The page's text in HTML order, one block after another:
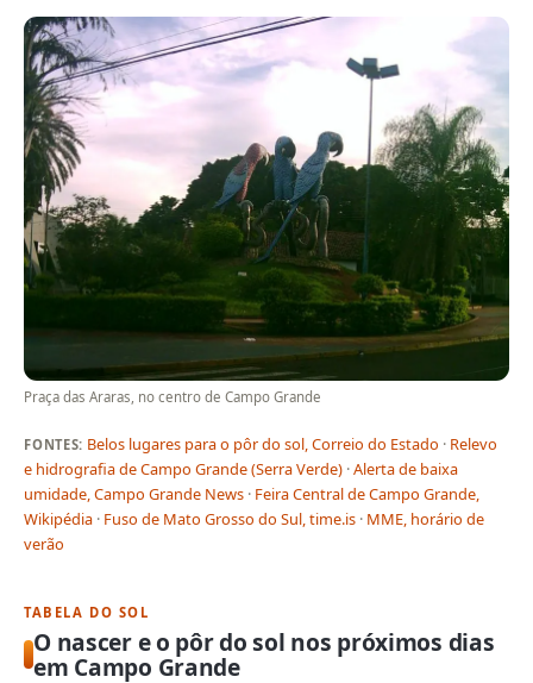
Praça das Araras, no centro de Campo Grande
FONTES: Belos lugares para o pôr do sol, Correio do Estado · Relevo
e hidrografia de Campo Grande (Serra Verde) ·Alerta de baixa
umidade, Campo Grande News · Feira Central de Campo Grande,
Wikipédia · Fuso de Mato Grosso do Sul, time.is · MME, horário de
verão
TABELA DO SOL
O nascer e o pôr do sol nos próximos dias
em Campo Grande